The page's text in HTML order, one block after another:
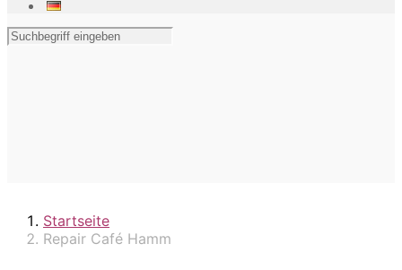
Startseite
Repair Café Hamm